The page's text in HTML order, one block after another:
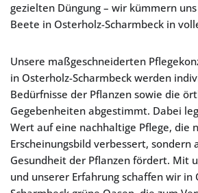
gezielten Düngung – wir kümmern
Beete in Osterholz-Scharmbeck in
Unsere maßgeschneiderten
in Osterholz-Scharmbeck werden
Bedürfnisse der Pflanzen sowie die
Gegebenheiten abgestimmt. Dabei
Wert auf eine nachhaltige Pflege, die
Erscheinungsbild verbessert, sondern
Gesundheit der Pflanzen fördert. Mit
und unserer Erfahrung schaffen wir in